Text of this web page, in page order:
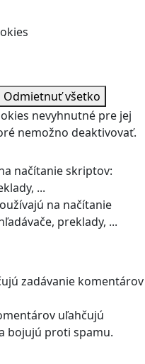
Odmietnuť všetko
nevyhnutné pre jej
nemožno deaktivovať.
načítanie skriptov:
...
na načítanie
preklady, ...
zadávanie komentárov
uľahčujú
bojujú proti spamu.